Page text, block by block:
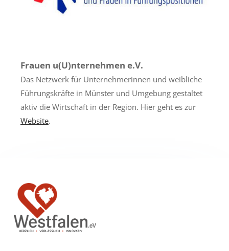
Frauen u(U)nternehmen e.V.
Das Netzwerk für Unternehmerinnen und weibliche
Führungskräfte in Münster und Umgebung gestaltet
aktiv die Wirtschaft in der Region. Hier geht es zur
Website.